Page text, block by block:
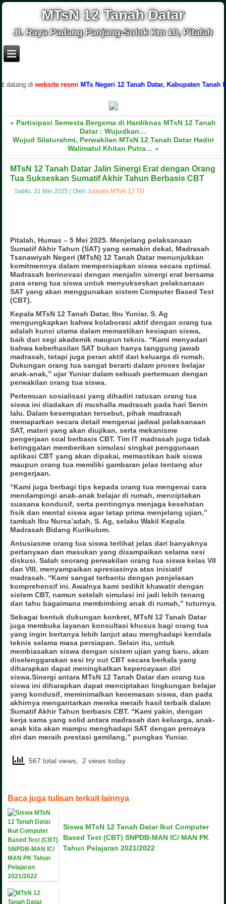
MTsN 12 Tanah Datar
Jl. Raya Padang Panjang-Solok Km 10, Pitalah
diwebsite resmi MTs Negeri 12 Tanah Datar, Kabupaten Tanah Datar,
« Partisipasi Semesta Bergema di Hardiknas MTsN 12 Tanah
Datar : Wujudkan…
Wujud Silaturahmi, Perwakilan MTsN 12 Tanah Datar Hadiri
Walimatul Khitan Putra… »
MTsN 12 Tanah Datar Jalin Sinergi Erat dengan Orang
Tua Sukseskan Sumatif Akhir Tahun Berbasis CBT
Sabtu, 31 Mei 2025 |Oleh Jurnalis MTsN 12 TD
Pitalah, Humas – 5 Mei 2025. Menjelang pelaksanaan
Sumatif Akhir Tahun (SAT) yang semakin dekat, Madrasah
Tsanawiyah Negeri (MTsN) 12 Tanah Datar menunjukkan
komitmennya dalam mempersiapkan siswa secara optimal.
Madrasah berinovasi dengan menjalin sinergi erat bersama
para orang tua siswa untuk menyukseskan pelaksanaan
SAT yang akan menggunakan sistem Computer Based Test
(CBT).
Kepala MTsN 12 Tanah Datar, Ibu Yuniar, S. Ag
mengungkapkan bahwa kolaborasi aktif dengan orang tua
adalah kunci utama dalam memastikan kesiapan siswa,
baik dari segi akademik maupun teknis. “Kami menyadari
bahwa keberhasilan SAT bukan hanya tanggung jawab
madrasah, tetapi juga peran aktif dari keluarga di rumah.
Dukungan orang tua sangat berarti dalam proses belajar
anak-anak,” ujar Yuniar dalam sebuah pertemuan dengan
perwakilan orang tua siswa.
Pertemuan sosialisasi yang dihadiri ratusan orang tua
siswa ini diadakan di mushalla madrasah pada hari Senin
lalu. Dalam kesempatan tersebut, pihak madrasah
memaparkan secara detail mengenai jadwal pelaksanaan
SAT, materi yang akan diujikan, serta mekanisme
pengerjaan soal berbasis CBT. Tim IT madrasah juga tidak
ketinggalan memberikan simulasi singkat penggunaan
aplikasi CBT yang akan dipakai, memastikan baik siswa
maupun orang tua memiliki gambaran jelas tentang alur
pengerjaan.
“Kami juga berbagi tips kepada orang tua mengenai cara
mendampingi anak-anak belajar di rumah, menciptakan
suasana kondusif, serta pentingnya menjaga kesehatan
fisik dan mental siswa agar tetap prima menjelang ujian,”
tambah Ibu Nursa’adah, S. Ag, selaku Wakil Kepala
Madrasah Bidang Kurikulum.
Antusiasme orang tua siswa terlihat jelas dari banyaknya
pertanyaan dan masukan yang disampaikan selama sesi
diskusi. Salah seorang perwakilan orang tua siswa kelas VII
dan VIII, menyampaikan apresiasinya atas inisiatif
madrasah. “Kami sangat terbantu dengan penjelasan
komprehensif ini. Awalnya kami sedikit khawatir dengan
sistem CBT, namun setelah simulasi ini jadi lebih tenang
dan tahu bagaimana membimbing anak di rumah,” tuturnya.
Sebagai bentuk dukungan konkret, MTsN 12 Tanah Datar
juga membuka layanan konsultasi khusus bagi orang tua
yang ingin bertanya lebih lanjut atau menghadapi kendala
teknis selama masa persiapan. Selain itu, untuk
membiasakan siswa dengan sistem ujian yang baru, akan
diselenggarakan sesi try out CBT secara berkala yang
diharapkan dapat meningkatkan kepercayaan diri
siswa.Sinergi antara MTsN 12 Tanah Datar dan orang tua
siswa ini diharapkan dapat menciptakan lingkungan belajar
yang kondusif, meminimalkan kecemasan siswa, dan pada
akhirnya mengantarkan mereka meraih hasil terbaik dalam
Sumatif Akhir Tahun berbasis CBT. “Kami yakin, dengan
kerja sama yang solid antara madrasah dan keluarga, anak-
anak kita akan mampu menghadapi SAT dengan percaya
diri dan meraih prestasi gemilang,” pungkas Yuniar.
567 total views, 2 views today
Baca juga tulisan terkait lainnya
Siswa MTsN 12 Tanah Datar Ikut Computer
Based Test (CBT) SNPDB-MAN IC/ MAN PK
Tahun Pelajaran 2021/2022